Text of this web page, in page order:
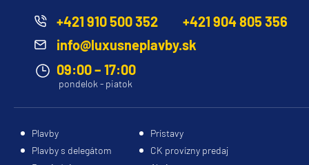
+421 910 500 352
+421 904 805 356
info@luxusneplavby.sk
09:00 – 17:00
pondelok - piatok
Plavby
Prístavy
Plavby s delegátom
CK provízny predaj